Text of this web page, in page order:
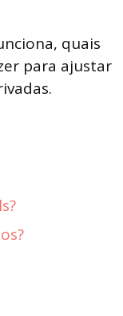
quais
para ajustar